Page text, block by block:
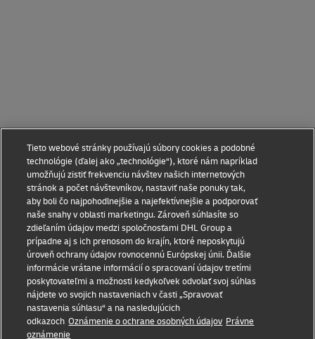
Tieto webové stránky používajú súbory cookies a podobné
technológie (ďalej ako „technológie“), ktoré nám napríklad
umožňujú zistiť frekvenciu návštev našich internetových
stránok a počet návštevníkov, nastaviť naše ponuky tak,
aby boli čo najpohodlnejšie a najefektívnejšie a podporovať
naše snahy v oblasti marketingu. Zároveň súhlasíte so
zdieľaním údajov medzi spoločnosťami DHL Group a
prípadne aj s ich prenosom do krajín, ktoré neposkytujú
úroveň ochrany údajov rovnocennú Európskej únii. Ďalšie
informácie vrátane informácií o spracovaní údajov tretími
poskytovateľmi a možnosti kedykoľvek odvolať svoj súhlas
nájdete vo svojich nastaveniach v časti „Spravovať
nastavenia súhlasu“ a na nasledujúcich
odkazoch Oznámenie o ochrane osobných údajov Právne
oznámenie